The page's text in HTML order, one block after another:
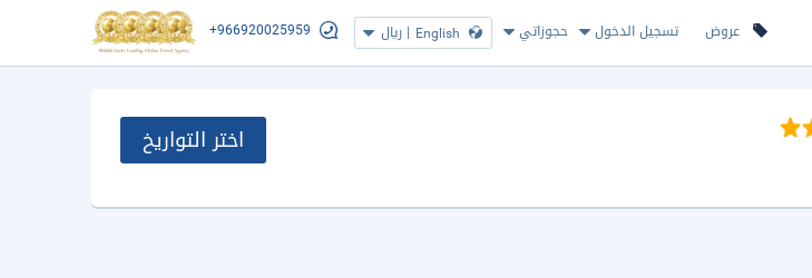
عروض تسجيل الدخول حجوزاتي English
| ريال +966920025959
اختر التواريخ